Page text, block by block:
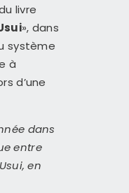
livre
», dans
système
à
d’une
dans
entre
en